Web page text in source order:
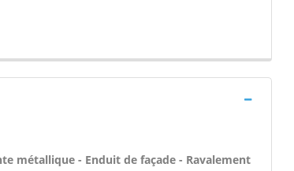
métallique - Enduit de façade - Ravalement